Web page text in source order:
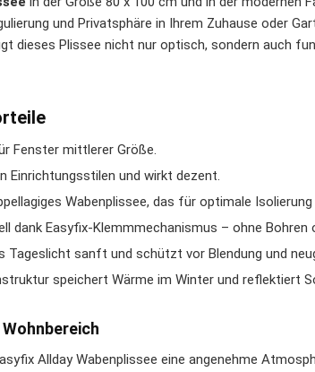
und Privatsphäre in Ihrem Zuhause oder
dieses Plissee nicht nur optisch, sondern auch
Fenster mittlerer Größe.
Einrichtungsstilen und wirkt dezent.
Wabenplissee, das für optimale
dank Easyfix-Klemmmechanismus – ohne Bohren
Tageslicht sanft und schützt vor Blendung und
speichert Wärme im Winter und reflektiert
Allday Wabenplissee eine angenehme